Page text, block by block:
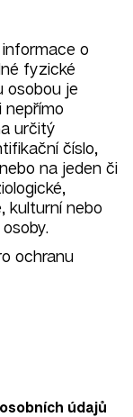
o
fyzické
osobou je
určitý
číslo,
na jeden či
kulturní nebo
ochranu
údajů